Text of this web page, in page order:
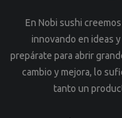
En Nobi sushi
innovando en ideas
prepárate para abrir
cambio y mejora, lo
tanto un